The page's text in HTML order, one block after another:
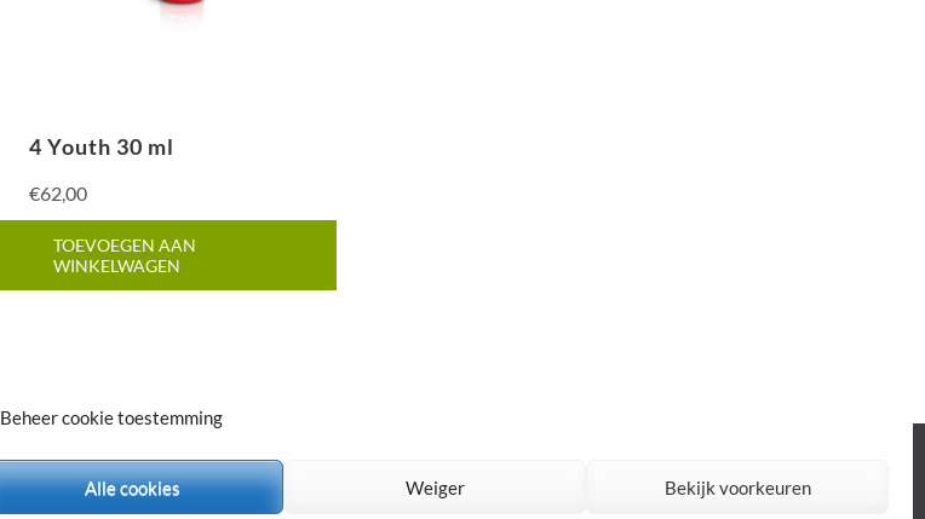
Beheer cookie toestemming
Alle cookies Weiger Bekijk voorkeuren
4 Youth 30 ml
€62,00
TOEVOEGEN AAN
WINKELWAGEN
Medical Spa | Ontwikkeld door Rara Theme Mogelijk gemaakt door:
WordPress